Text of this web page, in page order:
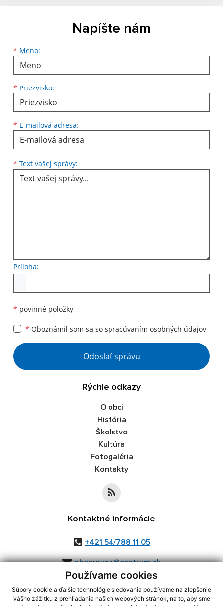
Používame cookies
Súbory cookie a ďalšie technológie sledovania používame na zlepšenie
vášho zážitku z prehliadania našich webových stránok, na to, aby sme
Napíšte nám
* Meno:
Meno
* Priezvisko:
Priezvisko
* E-mailová adresa:
E-mailová adresa
* Text vašej správy:
Príloha:
* povinné položky
* Oboznámil som sa so spracúvaním osobných údajov
Google reCaptcha Response
Odoslať správu
Rýchle odkazy
O obci
História
Školstvo
Kultúra
Fotogaléria
Kontakty
Kontaktné informácie
+421 54/788 11 05
obecrovne@centrum.sk